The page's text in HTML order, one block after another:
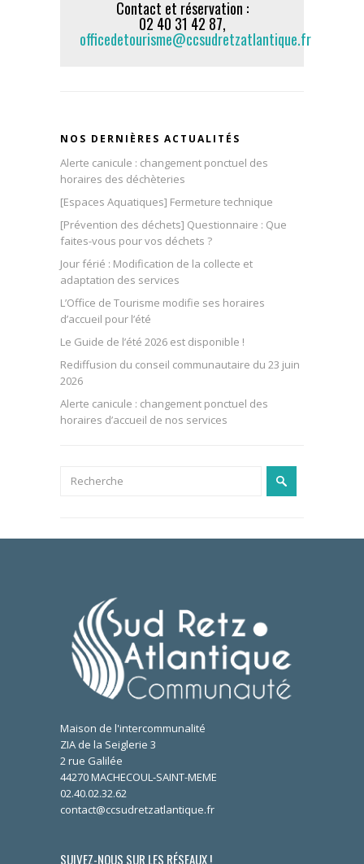
Contact et réservation :
02 40 31 42 87,
officedetourisme@ccsudretzatlantique.fr
NOS DERNIÈRES ACTUALITÉS
Alerte canicule : changement ponctuel des
horaires des déchèteries
[Espaces Aquatiques] Fermeture technique
[Prévention des déchets] Questionnaire : Que
faites-vous pour vos déchets ?
Jour férié : Modification de la collecte et
adaptation des services
L’Office de Tourisme modifie ses horaires
d’accueil pour l’été
Le Guide de l’été 2026 est disponible !
Rediffusion du conseil communautaire du 23 juin
2026
Alerte canicule : changement ponctuel des
horaires d’accueil de nos services
Maison de l'intercommunalité
ZIA de la Seiglerie 3
2 rue Galilée
44270 MACHECOUL-SAINT-MEME
02.40.02.32.62
contact@ccsudretzatlantique.fr
SUIVEZ-NOUS SUR LES RÉSEAUX !